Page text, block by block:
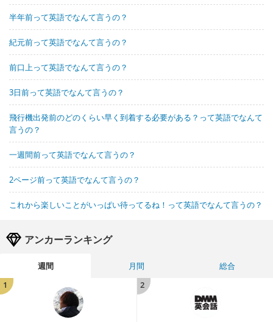
半年前って英語でなんて言うの？
紀元前って英語でなんて言うの？
前口上って英語でなんて言うの？
3日前って英語でなんて言うの？
飛行機出発前のどのくらい早く到着する必要がある？って英語でなんて
言うの？
一週間前って英語でなんて言うの？
2ページ前って英語でなんて言うの？
これから楽しいことがいっぱい待ってるね！って英語でなんて言うの？
アンカーランキング
週間 月間
総合
1
2